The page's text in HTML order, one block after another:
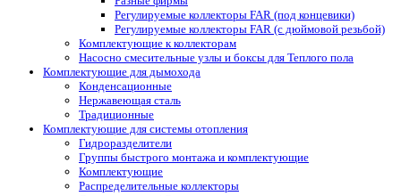
Регулируемые коллекторы FAR (под концевики)
Регулируемые коллекторы FAR (с дюймовой резьбой)
Комплектующие к коллекторам
Насосно смесительные узлы и боксы для Теплого пола
Комплектующие для дымохода
Конденсационные
Нержавеющая сталь
Традиционные
Комплектующие для системы отопления
Гидроразделители
Группы быстрого монтажа и комплектующие
Комплектующие
Распределительные коллекторы